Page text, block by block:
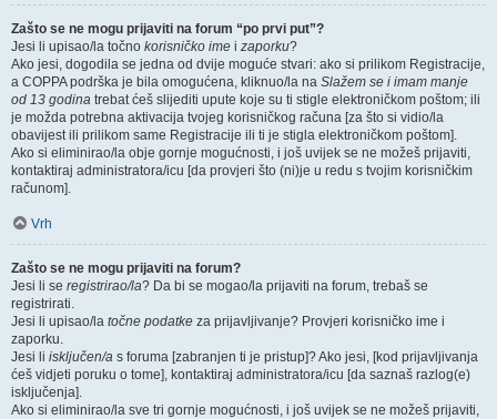
Zašto se ne mogu prijaviti na forum “po prvi put”?
Jesi li upisao/la točno korisničko ime i zaporku?
Ako jesi, dogodila se jedna od dvije moguće stvari: ako si prilikom Registracije,
a COPPA podrška je bila omogućena, kliknuo/la na Slažem se i imam manje
od 13 godina trebat ćeš slijediti upute koje su ti stigle elektroničkom poštom; ili
je možda potrebna aktivacija tvojeg korisničkog računa [za što si vidio/la
obavijest ili prilikom same Registracije ili ti je stigla elektroničkom poštom].
Ako si eliminirao/la obje gornje mogućnosti, i još uvijek se ne možeš prijaviti,
kontaktiraj administratora/icu [da provjeri što (ni)je u redu s tvojim korisničkim
računom].
Vrh
Zašto se ne mogu prijaviti na forum?
Jesi li se registrirao/la? Da bi se mogao/la prijaviti na forum, trebaš se
registrirati.
Jesi li upisao/la točne podatke za prijavljivanje? Provjeri korisničko ime i
zaporku.
Jesi li isključen/a s foruma [zabranjen ti je pristup]? Ako jesi, [kod prijavljivanja
ćeš vidjeti poruku o tome], kontaktiraj administratora/icu [da saznaš razlog(e)
isključenja].
Ako si eliminirao/la sve tri gornje mogućnosti, i još uvijek se ne možeš prijaviti,